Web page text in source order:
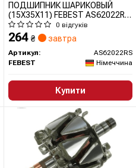
ПОДШИПНИК ШАРИКОВЫЙ
(15X35X11) FEBEST AS62022RS
FEBEST
0 відгуків
264 ₴ завтра
Артикул:
AS62022RS
FEBEST
Німеччина
Купити